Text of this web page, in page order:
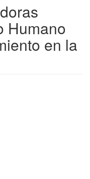
Humano
en la